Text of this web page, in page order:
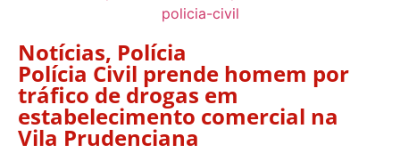
Notícias, Polícia
Polícia Civil prende homem por
tráfico de drogas em
estabelecimento comercial na
Vila Prudenciana